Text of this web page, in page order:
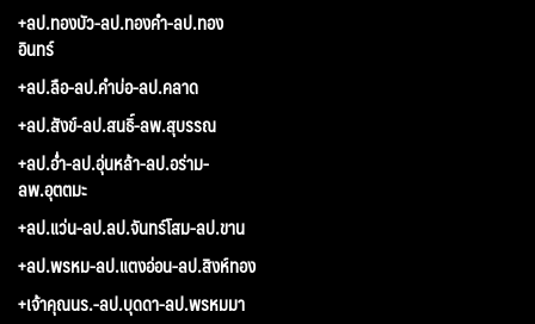
+ลป.ทองบัว-ลป.ทองคำ-ลป.ทอง
อินทร์
+ลป.ลือ-ลป.คำบ่อ-ลป.คลาด
+ลป.สังข์-ลป.สนธิ์-ลพ.สุบรรณ
+ลป.อ่ำ-ลป.อุ่นหล้า-ลป.อร่าม-
ลพ.อุตตมะ
+ลป.แว่น-ลป.ลป.จันทร์โสม-ลป.ขาน
+ลป.พรหม-ลป.แตงอ่อน-ลป.สิงห์ทอง
+เจ้าคุณนร.-ลป.บุดดา-ลป.พรหมมา